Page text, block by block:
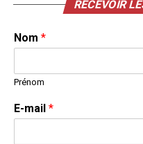
RECEVOIR
Nom *
Prénom
E-mail *